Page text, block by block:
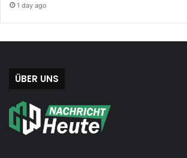
1 day ago
ÜBER UNS